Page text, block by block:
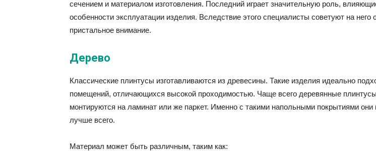
сечением и материалом изготовления. Последний играет значительную роль,
особенности эксплуатации изделия. Вследствие этого специалисты советуют на него
пристальное внимание.
Дерево
Классические плинтусы изготавливаются из древесины. Такие изделия идеально
помещений, отличающихся высокой проходимостью. Чаще всего деревянные плинтусы
монтируются на ламинат или же паркет. Именно с такими напольными покрытиями они
лучше всего.
Материал может быть различным, таким как: